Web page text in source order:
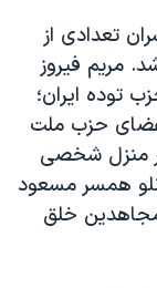
تعدادی از
مریم فیروز
توده ایران؛
حزب ملت
منزل شخصی
همسر مسعود
خلق